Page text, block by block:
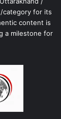
category for its
content is
a milestone for